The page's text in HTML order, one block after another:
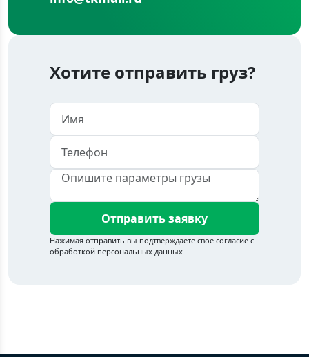
Хотите отправить груз?
Отправить заявку